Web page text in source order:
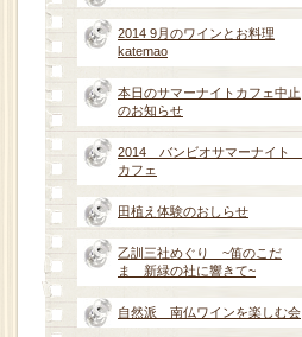
2014 9月のワインとお料理
katemao
本日のサマーナイトカフェ中止
のお知らせ
2014 バンビオサマーナイト
カフェ
田植え体験のおしらせ
乙訓三社めぐり ~笛のこだ
ま 新緑の社に響きて~
自然派 南仏ワインを楽しむ会